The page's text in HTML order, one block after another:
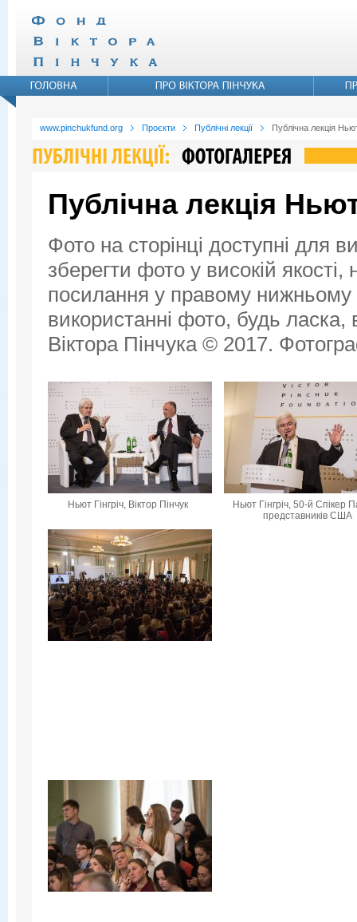
www.pinchukfund.org Проєкти Публічні лекції Публічна лекція
Публічна лекція
Фото на сторінці доступні для
зберегти фото у високій
посилання у правому нижньому
використанні фото, будь
Віктора Пінчука © 2017.
Ньют Гінгріч, Віктор Пінчук
Ньют Гінгріч, 50-й Спікер
представників США